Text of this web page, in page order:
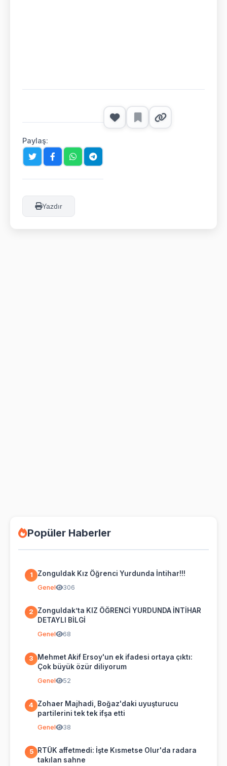
Paylaş:
Yazdır
Popüler Haberler
1 Zonguldak Kız Öğrenci Yurdunda İntihar!!!
Genel 306
2
Zonguldak’ta KIZ ÖĞRENCİ YURDUNDA İNTİHAR
DETAYLI BİLGİ
Genel 68
3
Mehmet Akif Ersoy'un ek ifadesi ortaya çıktı:
Çok büyük özür diliyorum
Genel 52
4
Zohaer Majhadi, Boğaz'daki uyuşturucu
partilerini tek tek ifşa etti
Genel 38
5
RTÜK affetmedi: İşte Kısmetse Olur'da radara
takılan sahne